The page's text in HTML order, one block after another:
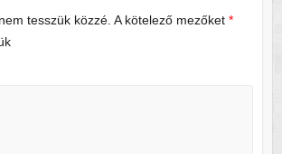
tesszük közzé. A kötelező mezőket *